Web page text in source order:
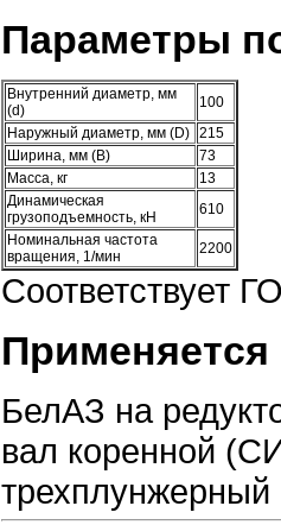
Параметры
Внутренний диаметр, мм
(d)
100
Наружный диаметр, мм (D) 215
Ширина, мм (B)
73
Масса, кг
13
Динамическая
грузоподъемность, кН
610
Номинальная частота
вращения, 1/мин
2200
Соответствует
БелАЗ на
вал коренной